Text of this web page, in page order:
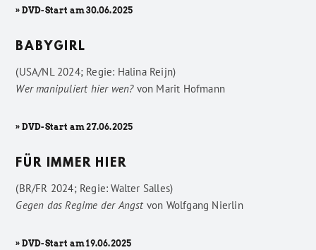
» DVD-Start am 30.06.2025
BABYGIRL
(USA/NL 2024; Regie: Halina Reijn)
Wer manipuliert hier wen?von Marit Hofmann
» DVD-Start am 27.06.2025
FÜR IMMER HIER
(BR/FR 2024; Regie: Walter Salles)
Gegen das Regime der Angstvon Wolfgang Nierlin
» DVD-Start am 19.06.2025